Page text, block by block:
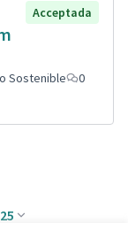
Acceptada
Sostenible
0
25